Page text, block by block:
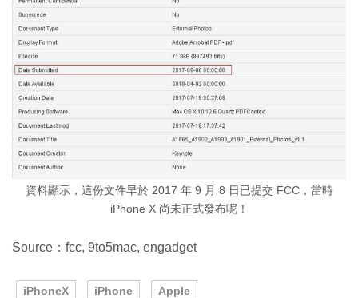
資料顯示，這份文件早於 2017 年 9 月 8 日已提交 FCC，當時
iPhone X 尚未正式發布呢！
Source：fcc, 9to5mac, engadget
iPhoneX iPhone Apple